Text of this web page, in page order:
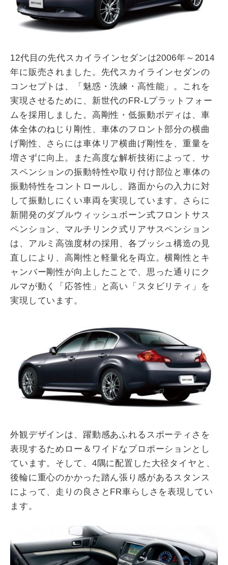
12代目の先代スカイラインセダンは2006年～2014
年に販売されました。先代スカイラインセダンの
コンセプトは、「魅惑・洗練・高性能」。これを
実現させるために、新世代のFR-Lプラットフォー
ムを採用しました。高剛性・低振動ボディは、車
体全体のねじり剛性、車体のフロント部分の横曲
げ剛性、さらには車体リア横曲げ剛性を、重量を
増さずに向上。また高度な解析技術によって、サ
スペンションの振動特性や取り付け部位と車体の
振動特性をコントロールし、路面からの入力に対
して振動しにくい車両を実現しています。さらに
新開発のダブルウィッシュボーン式フロントサス
ペンション、マルチリンク式リアサスペンション
は、アルミ高強度材の採用、各ブッシュ構造の見
直しにより、高剛性と軽量化を両立。横剛性とキ
ャンバー剛性が向上したことで、思った通りにク
ルマが動く「応答性」と高い「スタビリティ」を
実現しています。
外観デザインは、躍動感あふれるスポーティさを
表現するためロー＆ワイドなプロポーションとし
ています。そして、4隅に配置した大径タイヤと、
後輪に重心のかかった踏ん張り感があるスタンス
によって、走りの良さとFR車らしさを表現してい
ます。